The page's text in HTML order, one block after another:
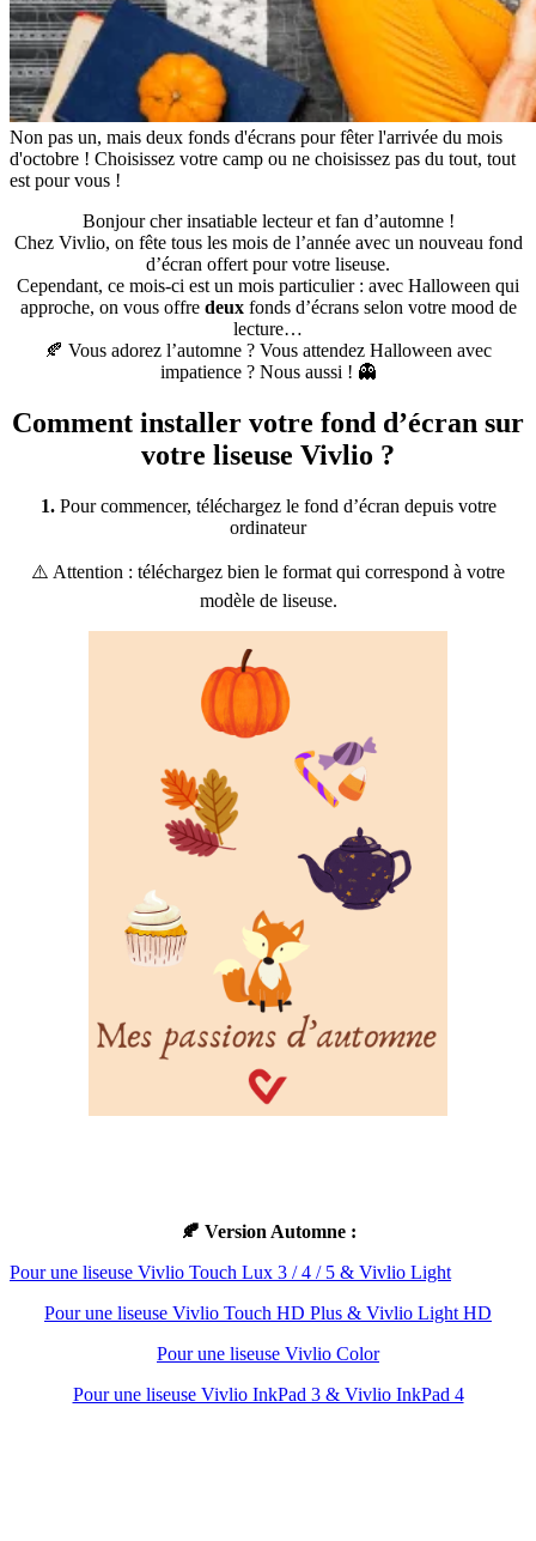
Non pas un, mais deux fonds d'écrans pour fêter l'arrivée du mois
d'octobre ! Choisissez votre camp ou ne choisissez pas du tout, tout
est pour vous !
Bonjour cher insatiable lecteur et fan d’automne !
Chez Vivlio, on fête tous les mois de l’année avec un nouveau fond
d’écran offert pour votre liseuse.
Cependant, ce mois-ci est un mois particulier : avec Halloween qui
approche, on vous offredeuxfonds d’écrans selon votre mood de
lecture…
🍂 Vous adorez l’automne ? Vous attendez Halloween avec
impatience ? Nous aussi ! 👻
Comment installer votre fond d’écran sur
votre liseuse Vivlio ?
1.Pour commencer, téléchargez le fond d’écran depuis votre
ordinateur
⚠️ Attention : téléchargez bien le format qui correspond à votre
modèle de liseuse.
🍂 Version Automne :
Pour une liseuse Vivlio Touch Lux 3 / 4 / 5 & Vivlio Light
Pour une liseuse Vivlio Touch HD Plus & Vivlio Light HD
Pour une liseuse Vivlio Color
Pour une liseuse Vivlio InkPad 3 & Vivlio InkPad 4